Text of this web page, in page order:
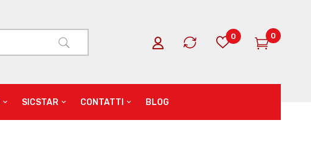
0 0
SICSTAR CONTATTI BLOG